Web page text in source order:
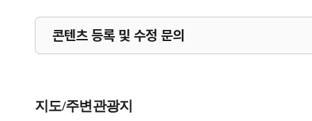
콘텐츠 등록 및 수정 문의
지도/주변관광지